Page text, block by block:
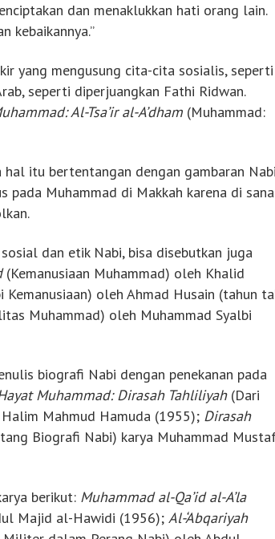
dan menaklukkan hati orang lain.
kebaikannya.”
yang mengusung cita-cita sosialis, seperti
seperti diperjuangkan Fathi Ridwan.
Al-Tsa’ir al-A’dham (Muhammad:
itu bertentangan dengan gambaran Nabi
pada Muhammad di Makkah karena di sana
dan etik Nabi, bisa disebutkan juga
(Kemanusiaan Muhammad) oleh Khalid
Kemanusiaan) oleh Ahmad Husain (tahun
Muhammad) oleh Muhammad Syalbi
biografi Nabi dengan penekanan pada
Muhammad: Dirasah Tahliliyah(Dari
Mahmud Hamuda (1955); Dirasah
Biografi Nabi) karya Muhammad
berikut: Muhammad al-Qa’id al-A’la
Majid al-Hawidi (1956); Al-‘Abqariyah